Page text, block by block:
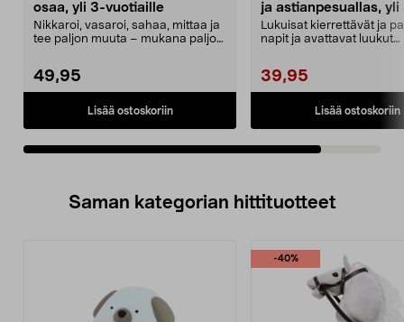
osaa, yli 3-vuotiaille
Nikkaroi, vasaroi, sahaa, mittaa ja
tee paljon muuta – mukana paljon
49,95
Lisää ostoskoriin
ja astianpesuallas, yli
vuotiaille
Lukuisat kierrettävät ja
napit ja avattavat luukut
39,95
Lisää ostoskoriin
Saman kategorian hittituotteet
-40%